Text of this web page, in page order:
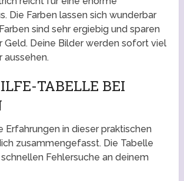
Die Farben lassen sich wunderbar
sind sehr ergiebig und sparen
Geld. Deine Bilder werden sofort viel
aussehen.
TABELLE BEI
Erfahrungen in dieser praktischen
zusammengefasst. Die Tabelle
Fehlersuche an deinem